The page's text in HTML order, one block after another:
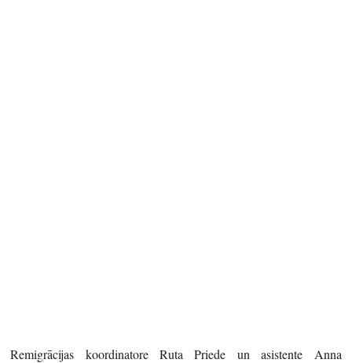
Remigrācijas koordinatore Ruta Priede un asistente Anna